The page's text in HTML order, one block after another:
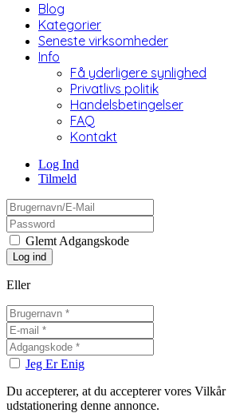
Blog
Kategorier
Seneste virksomheder
Info
Få yderligere synlighed
Privatlivs politik
Handelsbetingelser
FAQ
Kontakt
Log Ind
Tilmeld
Glemt Adgangskode
Eller
Jeg Er Enig
Du accepterer, at du accepterer vores
udstationering denne annonce.